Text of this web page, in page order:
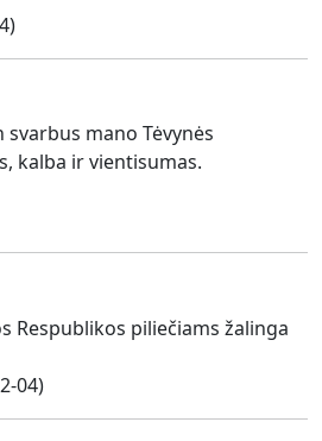
svarbus mano Tėvynės
kalba ir vientisumas.
Respublikos piliečiams žalinga
04)